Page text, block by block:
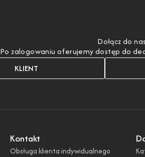
Dołącz do
Po zalogowaniu oferujemy dostęp do
KLIENT
Kontakt
Obsługa klienta indywidualnego